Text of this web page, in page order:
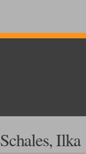
Schales, Ilka